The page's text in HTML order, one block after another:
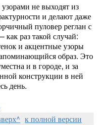
узорами невыходятиз
и делаютдаже
пуловерреглан с
какразтакой случай:
и акцентныеузоры
образ. Это
и в городе, и за
конструкции в ней
день.
к полной версии